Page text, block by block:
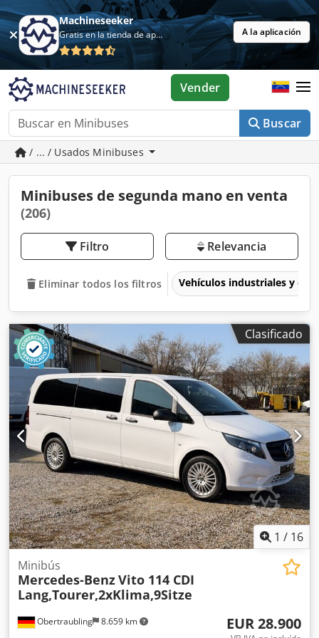
Machineseeker
Gratis en la tienda de aplicaciones A la aplicación
Buscar
Vender
/ ... / Usados Minibuses
Minibuses de segunda mano en venta
(206)
Filtro Relevancia
Eliminar todos los filtros Vehículos industriales y
Clasificado
1 / 16
Obertraubling 8.659 km
Minibús
Mercedes-BenzVito 114 CDI
Lang,Tourer,2xKlima,9Sitze
EUR 28.900